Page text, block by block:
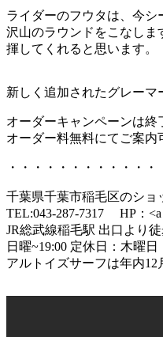
ライダーのフウタは、今
沢山のラウンドをこなし
揮してくれると思います。
新しく追加されたグレーマ
オーダーキャンペーンは
オーダー料無料にてご案
・・・・・・・・・・・
千葉県千葉市稲毛区のショ
TEL:043-287-7317 HP：<a
JR総武線稲毛駅 出口より
日曜~19:00 定休日：木曜日
アルトイズサーフは年内12